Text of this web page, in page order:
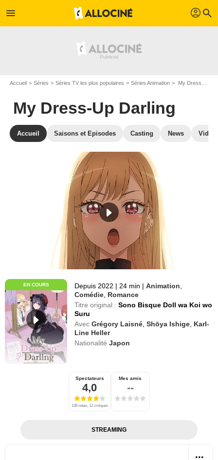
menu profil search
Accueil Séries Séries TV les plus populaires Séries Animation My Dress-Up Darling
My Dress-Up Darling
Accueil Saisons et Episodes Casting News
EN COURS Depuis 2022 | 24 min | Animation
Comédie Romance
Titre original : Sono Bisque Doll wa Koi wo
Suru
Avec Grégory Laisné ,Shōya Ishige Karl-
Line Heller
Nationalité Japon
Spectateurs
4,0
136 notes, 12 critiques
Mes amis
--
STREAMING